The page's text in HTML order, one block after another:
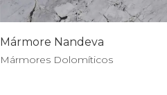
Mármore Nandeva
Mármores Dolomíticos